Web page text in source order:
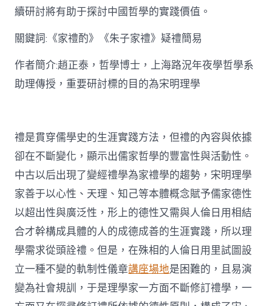
思
中
續研討將有助于探討中國哲學的實踐價值。
關鍵詞:《家禮酌》《朱子家禮》疑禮簡易
作者簡介:趙正泰，哲學博士，上海路況年夜學哲學系
助理傳授，重要研討標的目的為宋明理學
禮是貫穿儒學史的生涯實踐方法，但禮的內容與依據
卻在不斷變化，顯示出儒家哲學的豐富性與活動性。
中古以后出現了變經禮學為家禮學的趨勢，宋明理學
家善于以心性、天理、知己等本體概念賦予儒家德性
以超出性與廣泛性，形上的德性又需與人倫日用相結
合才幹構成具體的人的成德成善的生涯實踐，所以理
學需求從頭詮禮。但是，在殊相的人倫日用里試圖設
立一種不變的軌制性儀章講座場地是困難的，且易演
變為社會規訓，于是理學家一方面不斷修訂禮學，一